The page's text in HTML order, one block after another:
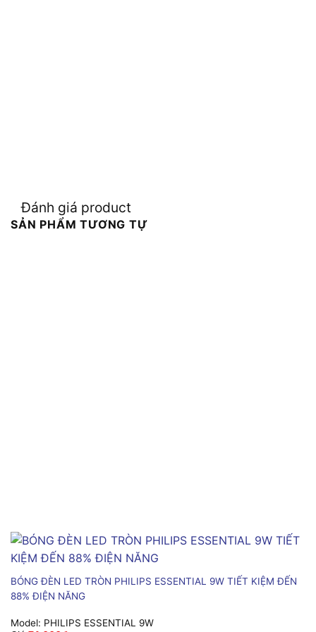
Đánh giá product
SẢN PHẨM TƯƠNG TỰ
BÓNG ĐÈN LED TRÒN PHILIPS ESSENTIAL 9W TIẾT KIỆM ĐẾN
88% ĐIỆN NĂNG
Model: PHILIPS ESSENTIAL 9W